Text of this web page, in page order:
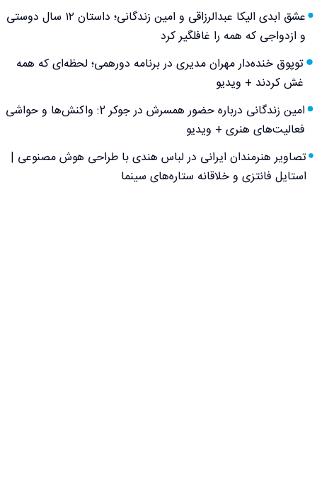
عشق ابدی الیکا عبدالرزاقی و امین زندگانی؛ داستان ۱۲ سال دوستی
و ازدواجی که همه را غافلگیر کرد
توپوق خنده‌دار مهران مدیری در برنامه دورهمی؛ لحظه‌ای که همه
غش کردند + ویدیو
امین زندگانی درباره حضور همسرش در جوکر 2: واکنش‌ها و حواشی
فعالیت‌های هنری + ویدیو
تصاویر هنرمندان ایرانی در لباس هندی با طراحی هوش مصنوعی |
استایل فانتزی و خلاقانه ستاره‌های سینما